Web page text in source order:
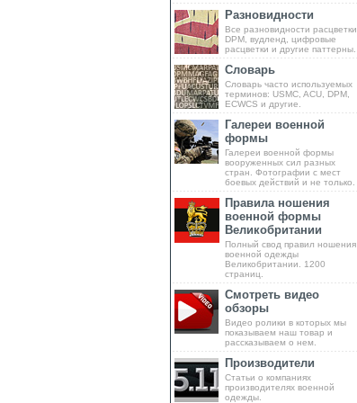
Разновидности
Все разновидности расцветки
DPM, вудленд, цифровые
расцветки и другие паттерны.
Словарь
Словарь часто используемых
терминов: USMC, ACU, DPM,
ECWCS и другие.
Галереи военной
формы
Галереи военной формы
вооруженных сил разных
стран. Фотографии с мест
боевых действий и не только.
Правила ношения
военной формы
Великобритании
Полный свод правил ношения
военной одежды
Великобритании. 1200
страниц.
Смотреть видео
обзоры
Видео ролики в которых мы
показываем наш товар и
рассказываем о нем.
Производители
Статьи о компаниях
производителях военной
одежды.